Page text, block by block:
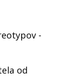
-
od